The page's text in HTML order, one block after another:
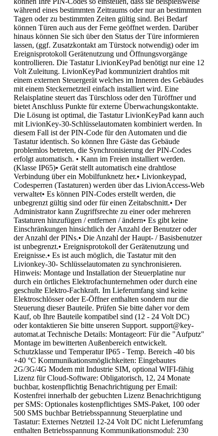
während eines bestimmten Zeitraums oder nur an bestimmten
Tagen oder zu bestimmten Zeiten gültig sind. Bei Bedarf
können Türen auch aus der Ferne geöffnet werden. Darüber
hinaus können Sie sich über den Status der Türe informieren
lassen, (ggf. Zusatzkontakt am Türstock notwendig) oder im
Ereignisprotokoll Gerätenutzung und Öffnungsvorgänge
kontrollieren. Die Tastatur LivionKeyPad benötigt nur eine 12
Volt Zuleitung. LivionKeyPad kommuniziert drahtlos mit
einem externen Steuergerät welches im Inneren des Gebäudes
mit einem Steckernetzteil einfach installiert wird. Eine
Relaisplatine steuert das Türschloss oder den Türöffner und
bietet Anschluss Punkte für externe Überwachungskontakte.
Die Lösung ist optimal, die Tastatur LivionKeyPad kann auch
mit LivionKey-30-Schlüsselautomaten kombiniert werden. In
diesem Fall ist der PIN-Code für den Automaten und die
Tastatur identisch. So können Ihre Gäste das Gebäude
problemlos betreten, die Synchronisierung der PIN-Codes
erfolgt automatisch. • Kann im Freien installiert werden.
(Klasse IP65)• Gerät stellt automatisch eine drahtlose
Verbindung über ein Mobilfunknetz her.• Livionkeypad,
Codesperren (Tastaturen) werden über das LivionAccess-Web
verwaltet• Es können PIN-Codes erstellt werden, die
unbegrenzt gültig sind oder für einen Zeitabschnitt.• Der
Administrator kann Zugriffsrechte zu einer oder mehreren
Tastaturen hinzufügen / entfernen / ändern• Es gibt keine
Einschränkungen hinsichtlich der Anzahl der Benutzer oder
der Anzahl der PINs.• Die Anzahl der Haupt- / Basisbenutzer
ist unbegrenzt.• Ereignisprotokoll der Gerätenutzung und
Ereignisse.• Es ist auch möglich, die Tastatur mit den
Livionkey-30- Schlüsselautomaten zu synchronisieren.
Hinweis: Montage und Installation der Steuerplatine nur
durch ein örtliches Elektrofachunternehmen oder durch eine
geschulte Elektro-Fachkraft. Im Lieferumfang sind keine
Elektroschlösser oder E-Öffner enthalten sondern nur die
Steuerung dieser Bauteile. Prüfen Sie bitte daher vor dem
Kauf, ob Ihre Bauteile kompatibel sind (12 - 24 Volt DC)
oder kontaktieren Sie bitte unseren Support. support@key-
automat.at Technische Details: Montageort: Für die "Aufputz"
Montage im bewitterten Außenbereich entwickelt.
Schutzklasse und Temperatur IP65 - Temp. Bereich -40 bis
+40 °C Kommunikationsmöglichkeiten: Eingebautes
2G/3G/4G Modem mit Industrie SIM, optional WIFI-fähig
Lizenz für Cloud-Software: Obligatorisch, 12, 24 Monate
buchbar, kostenpflichtig Benachrichtigung per Email:
Kostenfrei innerhalb der gebuchten Lizenz Benachrichtigung
per SMS: Optionales kostenpflichtiges SMS-Paket, 100 oder
500 SMS buchbar Betriebsspannung Steuerplatine und
Tastatur: Externes Netzteil 12-24 Volt DC nicht Lieferumfang
enthalten Betriebsspannung Kommunikationsmodul: 230